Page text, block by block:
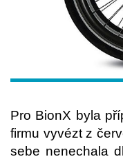
Pro BionX byla
firmu vyvézt z
sebe nenechala